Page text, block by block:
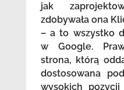
jak
zdobywała ona
– a to wszystko
w Google.
strona, którą
dostosowana
wysokich